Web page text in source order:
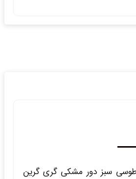
طوسی سبز دور مشکی گری گرین